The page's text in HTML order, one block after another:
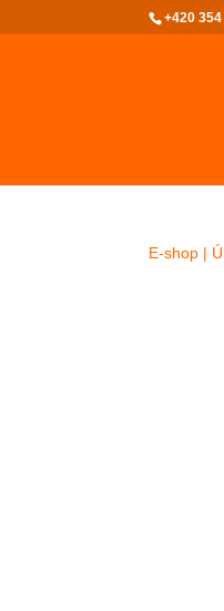
+420
E-shop |